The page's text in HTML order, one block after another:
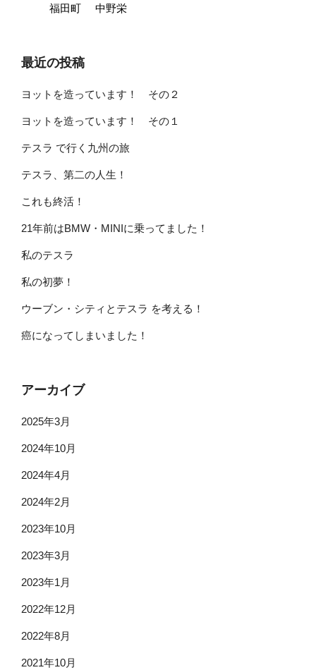
福田町
中野栄
最近の投稿
ヨットを造っています！ その２
ヨットを造っています！ その１
テスラ で行く九州の旅
テスラ、第二の人生！
これも終活！
21年前はBMW・MINIに乗ってました！
私のテスラ
私の初夢！
ウーブン・シティとテスラ を考える！
癌になってしまいました！
アーカイブ
2025年3月
2024年10月
2024年4月
2024年2月
2023年10月
2023年3月
2023年1月
2022年12月
2022年8月
2021年10月